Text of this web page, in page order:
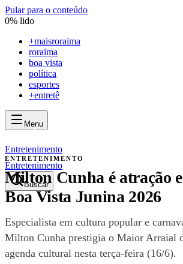
Pular para o conteúdo
0% lido
+maisroraima
roraima
boa vista
política
esportes
+entretê
Menu
maisroraima
maisroraima
Entretenimento
Buscar
Entretenimento
ENTRETENIMENTO
Milton Cunha é atração
Boa Vista Junina 2026
Especialista em cultura popular e
Milton Cunha prestigia o Maior Arraial
agenda cultural nesta terça-feira (16/6).